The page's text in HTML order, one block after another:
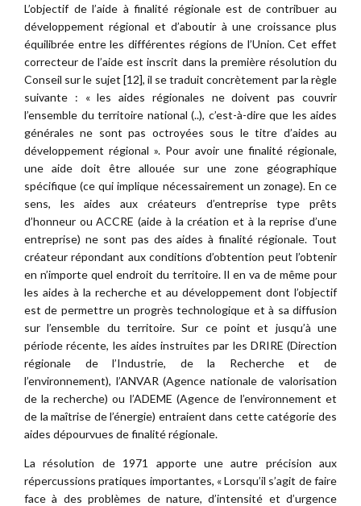
L’objectif de l’aide à finalité régionale est de contribuer au
développement régional et d’aboutir à une croissance plus
équilibrée entre les différentes régions de l’Union. Cet effet
correcteur de l’aide est inscrit dans la première résolution du
Conseil sur le sujet [12], il se traduit concrètement par la règle
suivante : « les aides régionales ne doivent pas couvrir
l’ensemble du territoire national (..), c’est-à-dire que les aides
générales ne sont pas octroyées sous le titre d’aides au
développement régional ». Pour avoir une finalité régionale,
une aide doit être allouée sur une zone géographique
spécifique (ce qui implique nécessairement un zonage). En ce
sens, les aides aux créateurs d’entreprise type prêts
d’honneur ou ACCRE (aide à la création et à la reprise d’une
entreprise) ne sont pas des aides à finalité régionale. Tout
créateur répondant aux conditions d’obtention peut l’obtenir
en n’importe quel endroit du territoire. Il en va de même pour
les aides à la recherche et au développement dont l’objectif
est de permettre un progrès technologique et à sa diffusion
sur l’ensemble du territoire. Sur ce point et jusqu’à une
période récente, les aides instruites par les DRIRE (Direction
régionale de l’Industrie, de la Recherche et de
l’environnement), l’ANVAR (Agence nationale de valorisation
de la recherche) ou l’ADEME (Agence de l’environnement et
de la maîtrise de l’énergie) entraient dans cette catégorie des
aides dépourvues de finalité régionale.
La résolution de 1971 apporte une autre précision aux
répercussions pratiques importantes, « Lorsqu’il s’agit de faire
face à des problèmes de nature, d’intensité et d’urgence